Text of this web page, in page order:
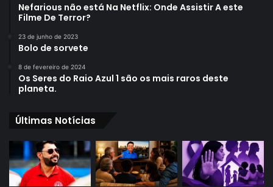
Nefarious não está Na Netflix: Onde Assistir A este
Filme De Terror?
23 de junho de 2023
Bolo de sorvete
8 de fevereiro de 2024
Os Seres do Raio Azul 1 são os mais raros deste
planeta.
Últimas Notícias